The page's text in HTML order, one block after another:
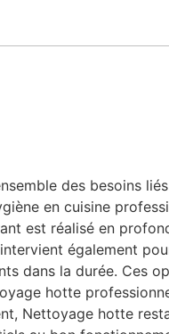
des besoins
en cuisine
est réalisé en
également
dans la durée. Ces
hotte
Nettoyage hotte